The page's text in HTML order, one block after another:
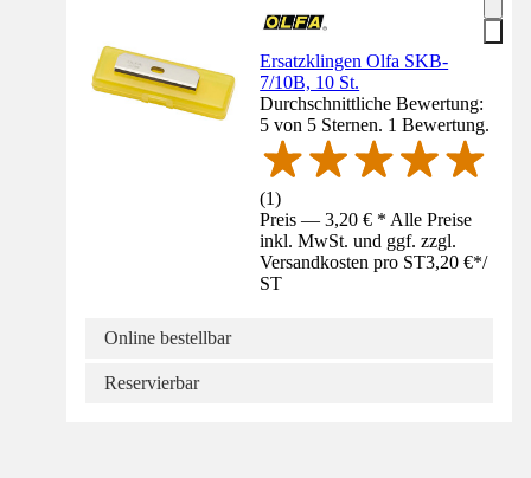
Ersatzklingen Olfa SKB-
7/10B, 10 St.
Durchschnittliche Bewertung:
5 von 5 Sternen. 1 Bewertung.
(1)
Preis — 3,20 € * Alle Preise
inkl. MwSt. und ggf. zzgl.
Versandkosten pro ST3,20 €*/
ST
Online bestellbar
Reservierbar